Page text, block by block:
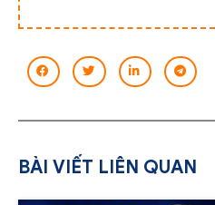
BÀI VIẾT LIÊN QUAN